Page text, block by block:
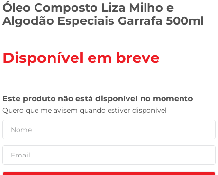
Óleo Composto Liza Milho e
Algodão Especiais Garrafa 500ml
Disponível em breve
café
cerveja
leite
tv